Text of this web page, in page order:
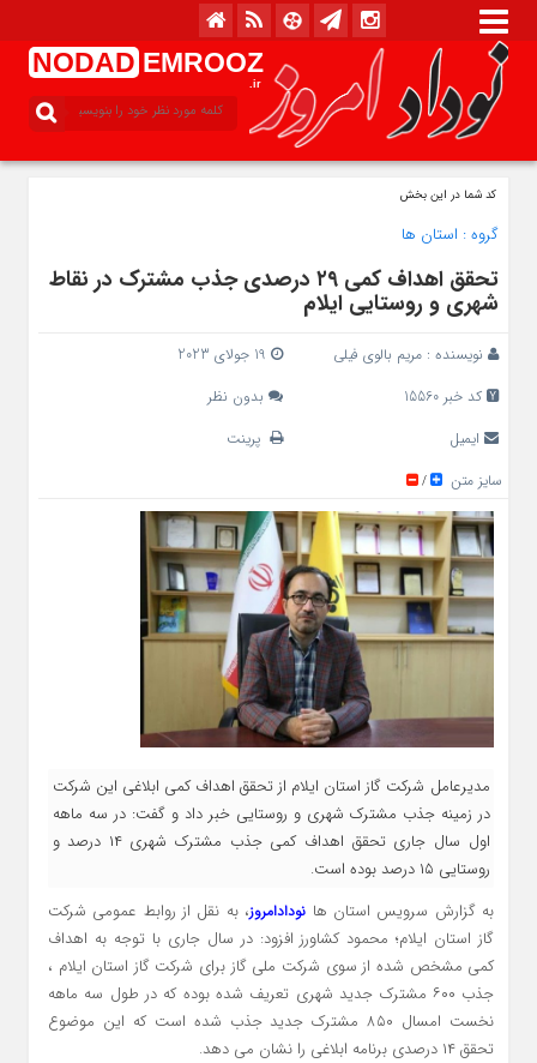
NODAD EMROOZ
.ir
کد شما در این بخش
گروه : استان ها
تحقق اهداف کمی ۲۹ درصدی جذب مشترک در نقاط
شهری و روستایی ایلام
نویسنده : مریم بالوی فیلی
کد خبر 15560
بدون نظر
ایمیل
پرینت
سایز متن
/
مدیرعامل شرکت گاز استان ایلام از تحقق اهداف کمی ابلاغی این شرکت
در زمینه جذب مشترک شهری و روستایی خبر داد و گفت: در سه ماهه
اول سال جاری تحقق اهداف کمی جذب مشترک شهری ۱۴ درصد و
روستایی ۱۵ درصد بوده است.
به گزارش سرویس استان ها نودادامروز، به نقل از روابط عمومی شرکت
گاز استان ایلام؛ محمود کشاورز افزود: در سال جاری با توجه به اهداف
کمی مشخص شده از سوی شرکت ملی گاز برای شرکت گاز استان ایلام ،
جذب ۶۰۰ مشترک جدید شهری تعریف شده بوده که در طول سه ماهه
نخست امسال ۸۵۰ مشترک جدید جذب شده است که این موضوع
تحقق ۱۴ درصدی برنامه ابلاغی را نشان می دهد.